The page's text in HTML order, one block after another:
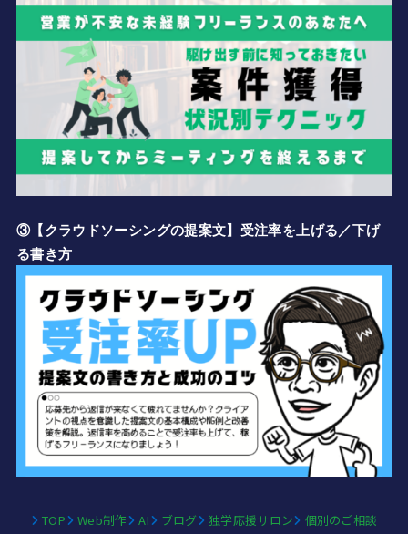
③【クラウドソーシングの提案文】受注率を上げる／下げ
る書き方
TOP Web制作 AI ブログ 独学応援サロン 個別のご相談